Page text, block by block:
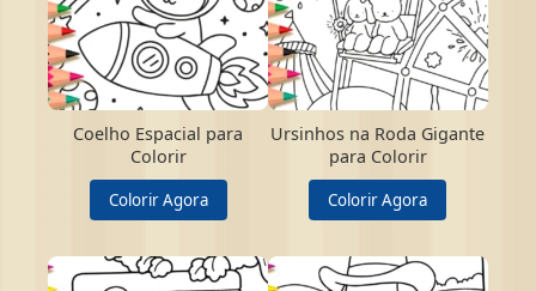
Coelho Espacial para
Colorir
Colorir Agora
Ursinhos na Roda Gigante
para Colorir
Colorir Agora